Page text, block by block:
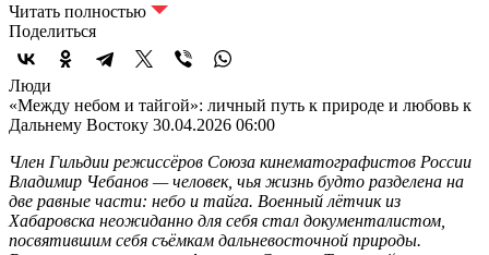
Читать полностью
Поделиться
Люди
«Между небом и тайгой»: личный путь к природе и любовь к
Дальнему Востоку 30.04.2026 06:00
Член Гильдии режиссёров Союза кинематографистов России
Владимир Чебанов — человек, чья жизнь будто разделена на
две равные части: небо и тайга. Военный лётчик из
Хабаровска неожиданно для себя стал документалистом,
посвятившим себя съёмкам дальневосточной природы.